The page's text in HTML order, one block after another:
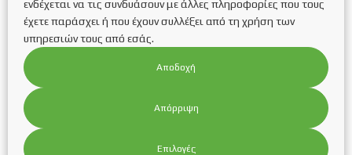
Ενεργειακή αναβάθμιση κτιρίων
Ενεργειακή αναβάθμιση κτιρίων
Επιδοτούμενα προγράμματα
Εταιρικά Νέα
Ευκαιρίες καριέρας
ΗΛΙΑΚΑ ΦΩΤΙΣΤΙΚΑ
ενδέχεται να τις συνδυάσουν με άλλες πληροφορίες που τους
έχετε παράσχει ή που έχουν συλλέξει από τη χρήση των
υπηρεσιών τους από εσάς.
Αποδοχή
Απόρριψη
Επιλογές